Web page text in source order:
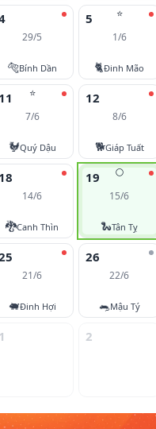
29/5
🐅Bính Dần
⭐
5
1/6
🐈Đinh Mão
⭐
11
7/6
🐓Quý Dậu
12
8/6
🐕Giáp Tuất
18
14/6
🐉Canh Thìn
🌕
19
15/6
🐍Tân Tỵ
21/6
🐖Đinh Hợi
26
22/6
🐀Mậu Tý
1 2